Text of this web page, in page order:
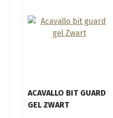
ACAVALLO BIT GUARD
GEL ZWART